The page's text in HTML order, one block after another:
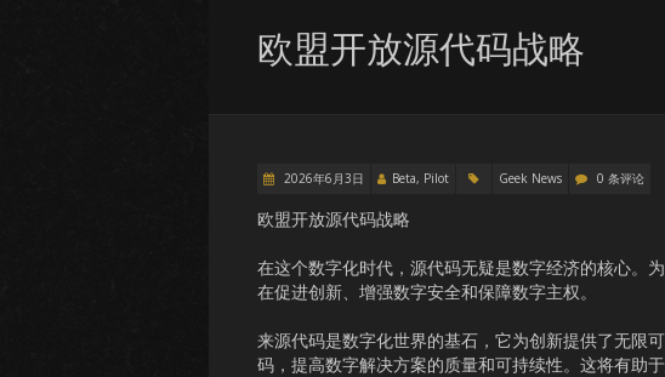
欧盟开放源代码战略
2026年6月3日 Beta, Pilot Geek News 0 条评论
欧盟开放源代码战略
在这个数字化时代，源代码无疑是数字经济的核心。
在促进创新、增强数字安全和保障数字主权。
来源代码是数字化世界的基石，它为创新提供了无限
码，提高数字解决方案的质量和可持续性。这将有助